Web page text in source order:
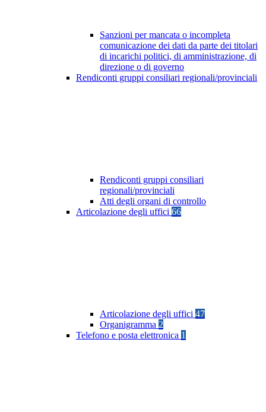
Sanzioni per mancata o incompleta
comunicazione dei dati da parte dei titolari
di incarichi politici, di amministrazione, di
direzione o di governo
Rendiconti gruppi consiliari regionali/provinciali
Rendiconti gruppi consiliari
regionali/provinciali
Atti degli organi di controllo
Articolazione degli uffici 66
Articolazione degli uffici 47
Organigramma 2
Telefono e posta elettronica 1